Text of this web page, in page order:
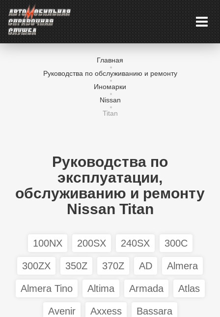
Главная
Руководства по обслуживанию и ремонту
Иномарки
Nissan
Titan
Руководства по
эксплуатации,
обслуживанию и ремонту
Nissan Titan
100NX 200SX 240SX 300C
300ZX 350Z 370Z AD Almera
Almera Tino Altima Armada Atlas
Avenir Axxess Bassara